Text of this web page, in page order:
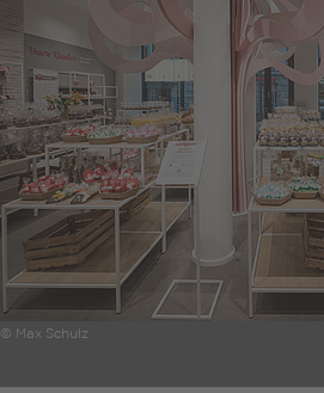
© Max Schulz